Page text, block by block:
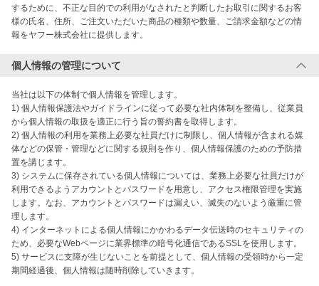
するために、不正な目的での利用がなされたと判断したお取引に関するお客
様の氏名、住所、ご注文いただいた商品の種類や数量、ご請求金額などの情
報をヤフー株式会社に提供します。
個人情報の管理について
当社は以下の体制で個人情報を管理します。
1) 個人情報保護法やガイドラインに従って必要な社内体制を整備し、従業員
から個人情報の取扱を適正に行う旨の誓約書を取得します。
2) 個人情報の利用を業務上必要な社員だけに制限し、個人情報が含まれる媒
体などの保管・管理などに関する規則を作り、個人情報保護のための予防措
置を講じます。
3) システムに保存されている個人情報については、業務上必要な社員だけが
利用できるようアカウントとパスワードを用意し、アクセス権限管理を実施
します。なお、アカウントとパスワードは漏えい、滅失のないよう厳重に管
理します。
4) インターネットによる個人情報にかかわるデータ伝送時のセキュリティの
ため、必要なWebページに業界標準の暗号化通信であるSSLを使用します。
5) サービスに支障が生じないことを前提として、個人情報の受領時から一定
期間経過後、個人情報は随時削除していきます。